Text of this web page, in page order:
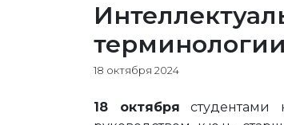
терминологии
18 октября 2024
18 октября студентами